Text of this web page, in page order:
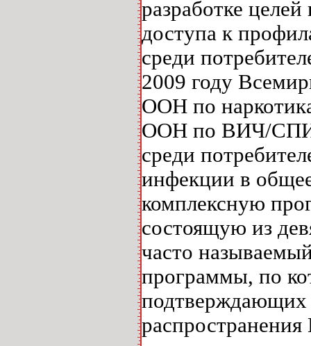
разработке
доступа к
среди
2009 году
ООН по
ООН по ВИЧ/
среди
инфекции в
комплексную
состоящую из
часто
программы, по
подтверждающих